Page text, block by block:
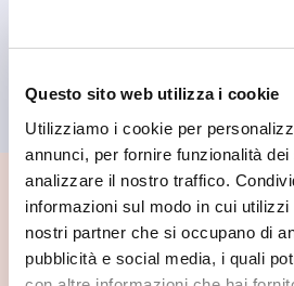
Questo sito web utilizza i cookie
Utilizziamo i cookie per
annunci, per fornire funzionalità
analizzare il nostro traffico.
informazioni sul modo in cui
nostri partner che si occupano di
pubblicità e social media, i quali
📍 Cosa vedere
Se vuoi scoprire di più su questa